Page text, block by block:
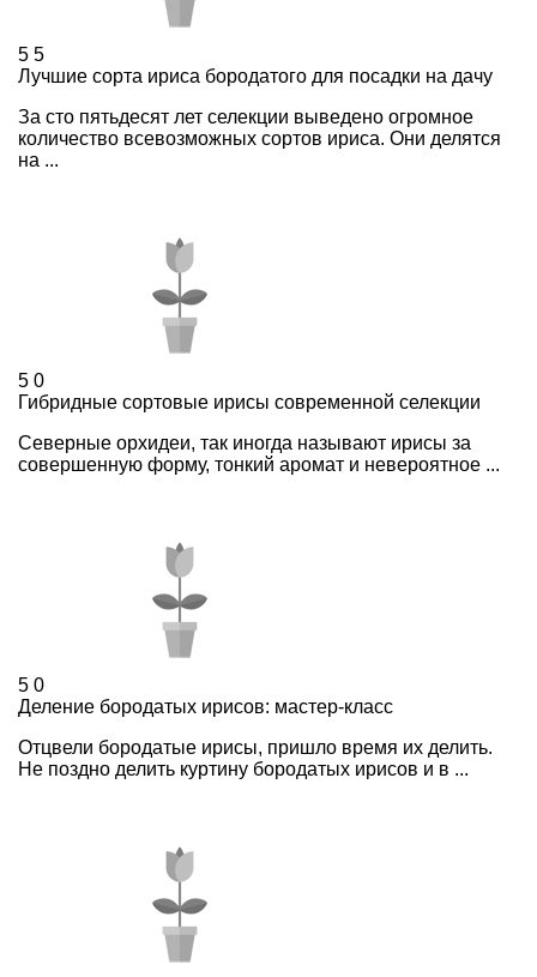
5 5
Лучшие сорта ириса бородатого для посадки на дачу
За сто пятьдесят лет селекции выведено огромное
количество всевозможных сортов ириса. Они делятся
на ...
5 0
Гибридные сортовые ирисы современной селекции
Северные орхидеи, так иногда называют ирисы за
совершенную форму, тонкий аромат и невероятное ...
5 0
Деление бородатых ирисов: мастер-класс
Отцвели бородатые ирисы, пришло время их делить.
Не поздно делить куртину бородатых ирисов и в ...